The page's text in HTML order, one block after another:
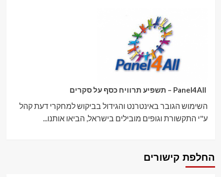
השימוש הגובר באינטרנט והגידול בביקוש למחקרי דעת קהל
ע"י התקשורת וגופים מובילים בישראל, הביאו אותנו...
החלפת קישורים